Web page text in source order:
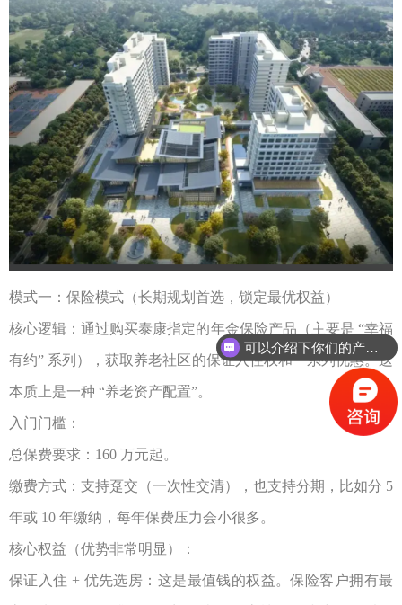
模式一：保险模式（长期规划首选，锁定最优权益）
核心逻辑：通过购买泰康指定的年金保险产品（主要是 “幸福
有约” 系列），获取养老社区的保证入住权和一系列优惠。这
本质上是一种 “养老资产配置”。
入门门槛：
总保费要求： 160 万元起。
缴费方式：支持趸交（一次性交清），也支持分期，比如分 5
年或 10 年缴纳，每年保费压力会小很多。
核心权益（优势非常明显）：
保证入住 + 优先选房：这是最值钱的权益。保险客户拥有最
可以介绍下你们的产品么？